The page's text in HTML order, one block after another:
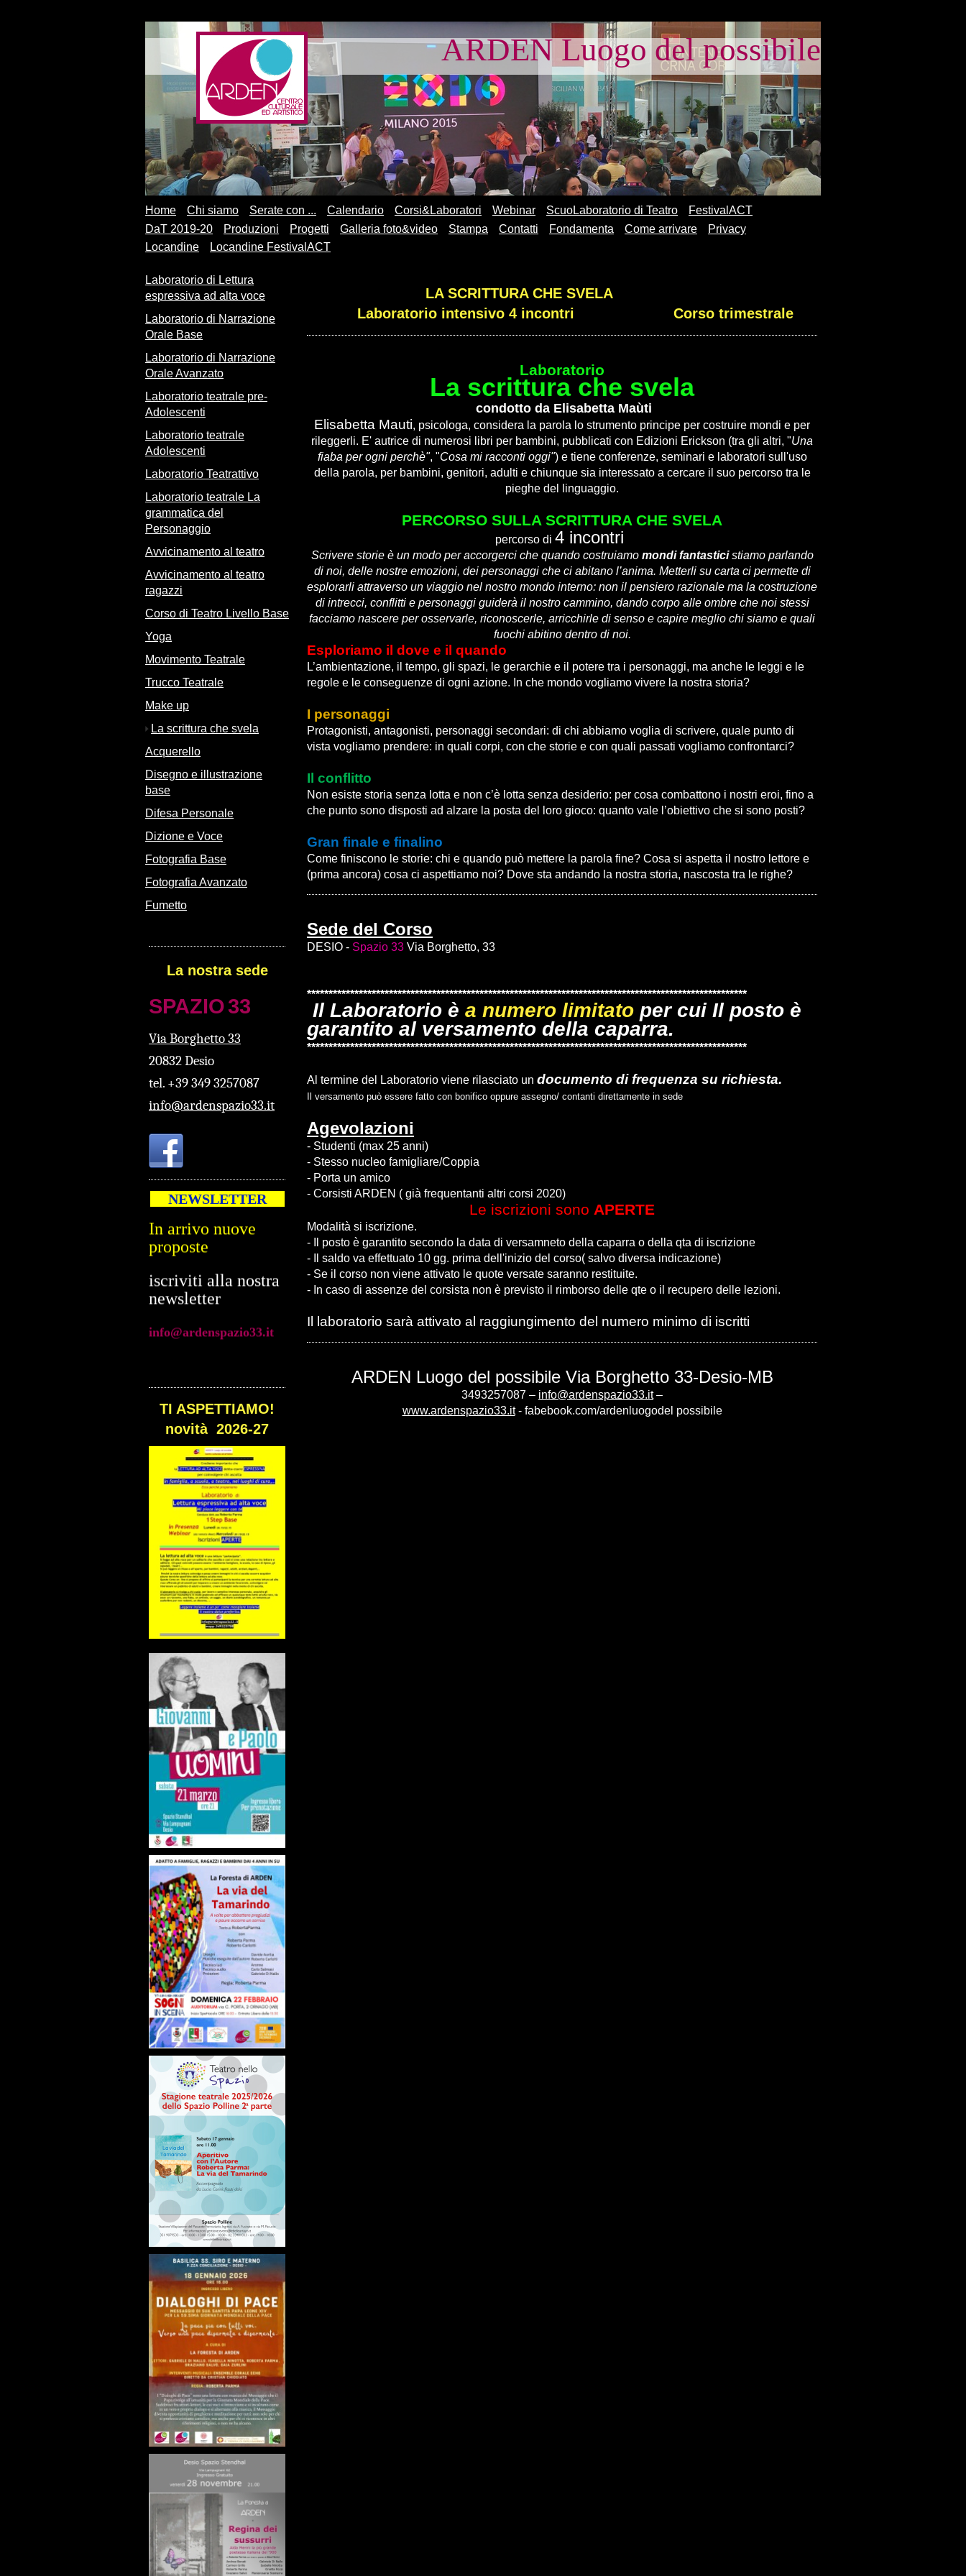
ARDEN Luogo del possibile
Home Chi siamo Serate con ... Calendario Corsi&Laboratori Webinar ScuoLaboratorio di Teatro
FestivalACT
DaT 2019-20
Produzioni Progetti Galleria foto&video Stampa Contatti Fondamenta Come arrivare
Privacy
Locandine
Locandine FestivalACT
LA SCRITTURA CHE SVELA
Laboratorio intensivo 4 incontri Corso trimestrale
Laboratorio
La scrittura che svela
condotto da Elisabetta Maùti
Elisabetta Mauti, psicologa, considera la parola lo strumento principe per costruire mondi e per
rileggerli. E' autrice di numerosi libri per bambini, pubblicati con Edizioni Erickson (tra gli altri, "Una
fiaba per ogni perchè", "Cosa mi racconti oggi") e tiene conferenze, seminari e laboratori sull'uso
della parola, per bambini, genitori, adulti e chiunque sia interessato a cercare il suo percorso tra le
pieghe del linguaggio.
PERCORSO SULLA SCRITTURA CHE SVELA
percorso di 4 incontri
Scrivere storie è un modo per accorgerci che quando costruiamo mondi fantasticistiamo parlando
di noi, delle nostre emozioni, dei personaggi che ci abitano l’anima. Metterli su carta ci permette di
esplorarli attraverso un viaggio nel nostro mondo interno: non il pensiero razionale ma la costruzione
di intrecci, conflitti e personaggi guiderà il nostro cammino, dando corpo alle ombre che noi stessi
facciamo nascere per osservarle, riconoscerle, arricchirle di senso e capire meglio chi siamo e quali
fuochi abitino dentro di noi.
Esploriamo il dove e il quando
L’ambientazione, il tempo, gli spazi, le gerarchie e il potere tra i personaggi, ma anche le leggi e le
regole e le conseguenze di ogni azione. In che mondo vogliamo vivere la nostra storia?
I personaggi
Protagonisti, antagonisti, personaggi secondari: di chi abbiamo voglia di scrivere, quale punto di
vista vogliamo prendere: in quali corpi, con che storie e con quali passati vogliamo confrontarci?
Il conflitto
Non esiste storia senza lotta e non c’è lotta senza desiderio: per cosa combattono i nostri eroi, fino a
che punto sono disposti ad alzare la posta del loro gioco: quanto vale l’obiettivo che si sono posti?
Gran finale e finalino
Come finiscono le storie: chi e quando può mettere la parola fine? Cosa si aspetta il nostro lettore e
(prima ancora) cosa ci aspettiamo noi? Dove sta andando la nostra storia, nascosta tra le righe?
Sede del Corso
DESIO - Spazio 33 Via Borghetto, 33
******************************************************************************************************
Il Laboratorio è a numero limitato per cui Il posto è
garantito al versamento della caparra.
******************************************************************************************************
Al termine del Laboratorio viene rilasciato un documento di frequenza su richiesta.
Il versamento può essere fatto con bonifico oppure assegno/ contanti direttamente in sede
Agevolazioni
- Studenti (max 25 anni)
- Stesso nucleo famigliare/Coppia
- Porta un amico
- Corsisti ARDEN ( già frequentanti altri corsi 2020)
Le iscrizioni sono APERTE
Modalità si iscrizione.
- Il posto è garantito secondo la data di versamneto della caparra o della qta di iscrizione
- Il saldo va effettuato 10 gg. prima dell'inizio del corso( salvo diversa indicazione)
- Se il corso non viene attivato le quote versate saranno restituite.
- In caso di assenze del corsista non è previsto il rimborso delle qte o il recupero delle lezioni.
Il laboratorio sarà attivato al raggiungimento del numero minimo di iscritti
ARDEN Luogo del possibile Via Borghetto 33-Desio-MB
3493257087 – info@ardenspazio33.it –
www.ardenspazio33.it - fabebook.com/ardenluogodel possibile
Laboratorio di Lettura
espressiva ad alta voce
Laboratorio di Narrazione
Orale Base
Laboratorio di Narrazione
Orale Avanzato
Laboratorio teatrale pre-
Adolescenti
Laboratorio teatrale
Adolescenti
Laboratorio Teatrattivo
Laboratorio teatrale La
grammatica del
Personaggio
Avvicinamento al teatro
Avvicinamento al teatro
ragazzi
Corso di Teatro Livello Base
Yoga
Movimento Teatrale
Trucco Teatrale
Make up
La scrittura che svela
Acquerello
Disegno e illustrazione
base
Difesa Personale
Dizione e Voce
Fotografia Base
Fotografia Avanzato
Fumetto
La nostra sede
SPAZIO33
Via Borghetto 33
20832 Desio
tel. +39 349 3257087
info@ardenspazio33.it
NEWSLETTER
2024/2025
In arrivo nuove
proposte
iscriviti alla nostra
newsletter
info@ardenspazio33.it
TI ASPETTIAMO!
novità 2026-27